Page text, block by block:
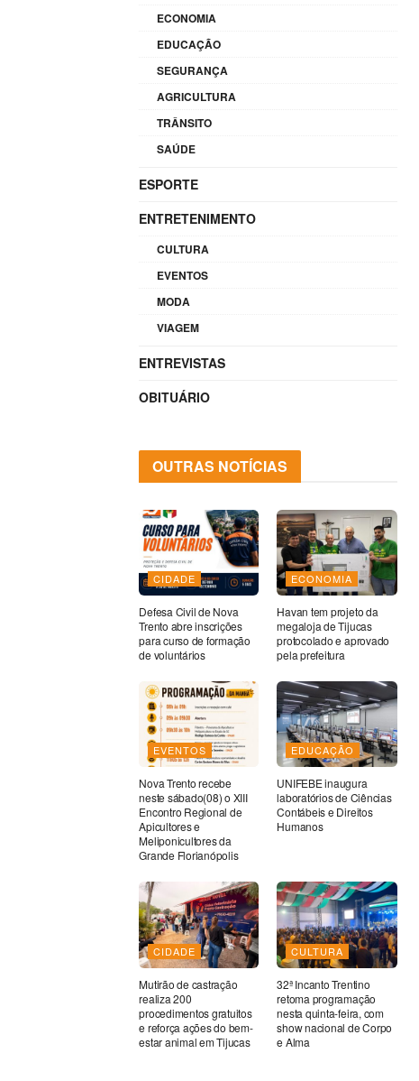
ECONOMIA
EDUCAÇÃO
SEGURANÇA
AGRICULTURA
TRÂNSITO
SAÚDE
ESPORTE
ENTRETENIMENTO
CULTURA
EVENTOS
MODA
VIAGEM
ENTREVISTAS
OBITUÁRIO
OUTRAS NOTÍCIAS
CIDADE
Defesa Civil de Nova
Trento abre inscrições
para curso de formação
de voluntários
ECONOMIA
Havan tem projeto da
megaloja de Tijucas
protocolado e aprovado
pela prefeitura
EVENTOS
Nova Trento recebe
neste sábado(08) o XIII
Encontro Regional de
Apicultores e
Meliponicultores da
Grande Florianópolis
EDUCAÇÃO
UNIFEBE inaugura
laboratórios de Ciências
Contábeis e Direitos
Humanos
CIDADE
Mutirão de castração
realiza 200
procedimentos gratuitos
e reforça ações do bem-
estar animal em Tijucas
CULTURA
32ª Incanto Trentino
retoma programação
nesta quinta-feira, com
show nacional de Corpo
e Alma